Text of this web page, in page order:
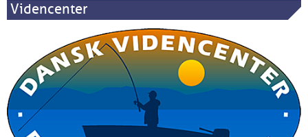
Videncenter